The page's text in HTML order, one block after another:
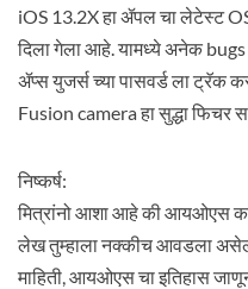
iOS 13.2X हा ॲपल चा लेटेस्ट
दिला गेला आहे. यामध्ये अनेक
ॲप्स युजर्स च्या पासवर्ड ला ट्रॅक
Fusion camera हा सुद्धा फिचर
निष्कर्ष:
मित्रांनो आशा आहे की आयओएस
लेख तुम्हाला नक्कीच आवडला
माहिती, आयओएस चा इतिहास